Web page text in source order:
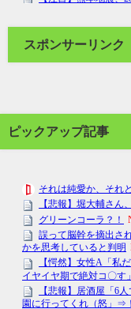
スポンサーリンク
ピックアップ記事